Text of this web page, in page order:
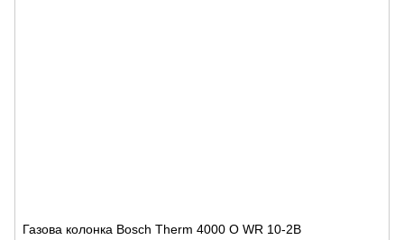
Газова колонка Bosch Therm 4000 O WR 10-2B